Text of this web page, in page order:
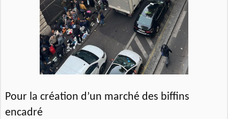
Pour la création d’un marché des biffins
encadré